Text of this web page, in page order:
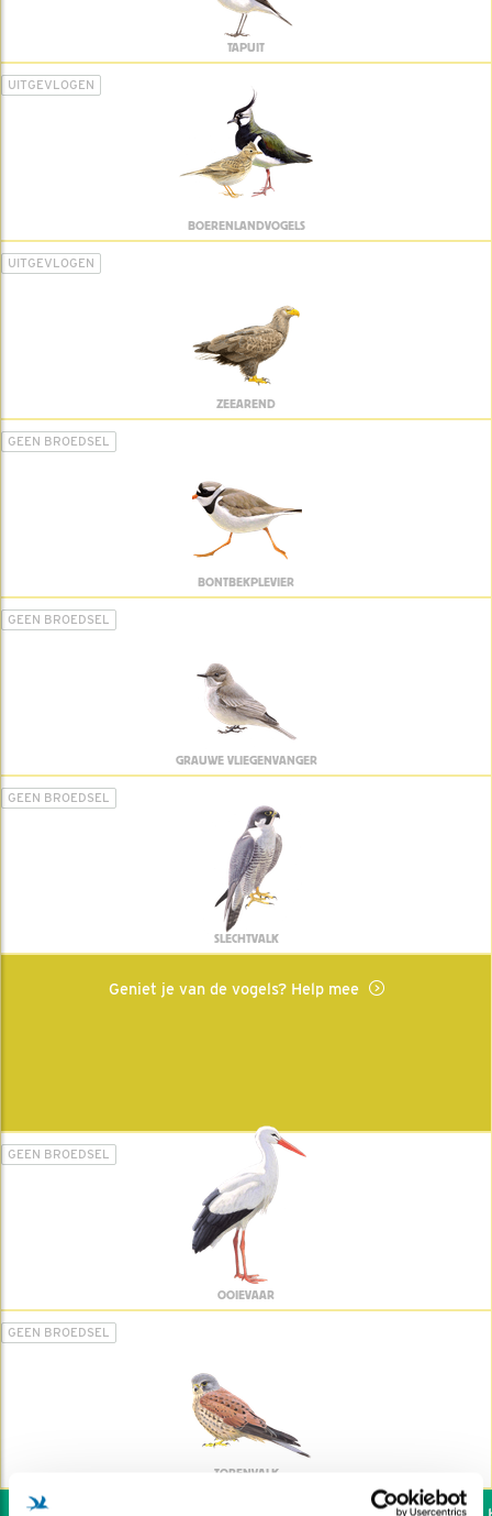
TAPUIT
UITGEVLOGEN
BOERENLANDVOGELS
UITGEVLOGEN
ZEEAREND
GEEN BROEDSEL
BONTBEKPLEVIER
GEEN BROEDSEL
GRAUWE VLIEGENVANGER
GEEN BROEDSEL
SLECHTVALK
Geniet je van de vogels? Help mee
GEEN BROEDSEL
OOIEVAAR
GEEN BROEDSEL
TORENVALK